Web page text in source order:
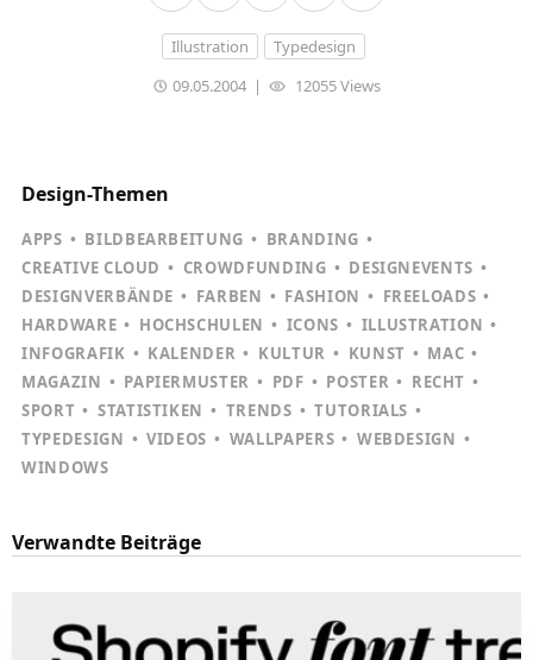
Illustration
Typedesign
09.05.2004 | 12055 Views
Design-Themen
APPS BILDBEARBEITUNG
BRANDING
CREATIVE CLOUD
CROWDFUNDING
DESIGNEVENTS
DESIGNVERBÄNDE
FARBEN FASHION
FREELOADS
HARDWARE
HOCHSCHULEN ICONS
ILLUSTRATION
INFOGRAFIK
KALENDER KULTUR KUNST
MAC
MAGAZIN
PAPIERMUSTER PDF POSTER
RECHT
SPORT
STATISTIKEN TRENDS
TUTORIALS
TYPEDESIGN
VIDEOS WALLPAPERS
WEBDESIGN
WINDOWS
Verwandte Beiträge